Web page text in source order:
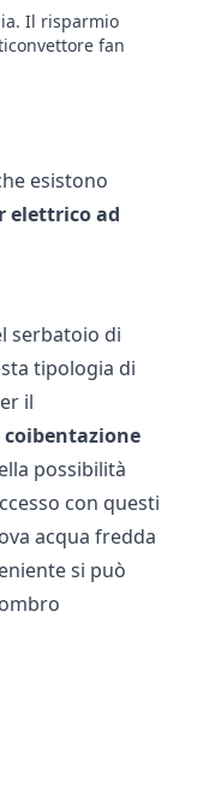
Il risparmio
fan
esistono
elettrico ad
serbatoio di
tipologia di
il
coibentazione
possibilità
con questi
acqua fredda
si può